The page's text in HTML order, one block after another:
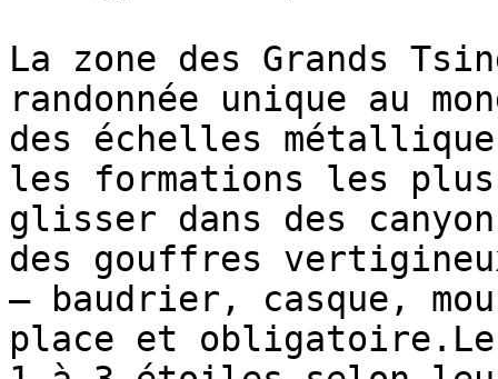
La zone des Grands
randonnée unique au
des échelles
les formations les
glisser dans des
des gouffres
— baudrier, casque,
place et